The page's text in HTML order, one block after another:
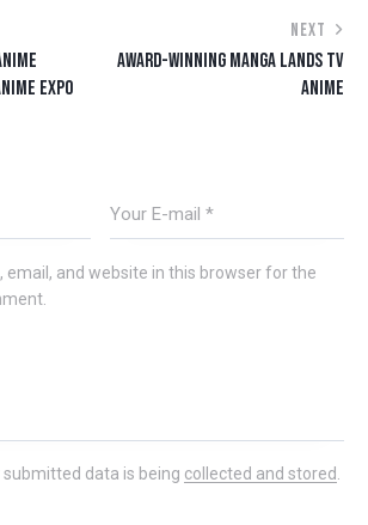
EXPO
NEXT
AWARD-WINNING MANGA LANDS TV
ANIME
email, and website in this browser for the
submitted data is being collected and stored.